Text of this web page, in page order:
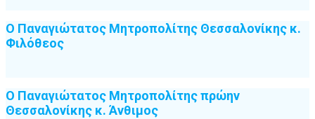
Ο Παναγιώτατος Μητροπολίτης Θεσσαλονίκης κ.
Φιλόθεος
Ο Παναγιώτατος Μητροπολίτης πρώην
Θεσσαλονίκης κ. Άνθιμος